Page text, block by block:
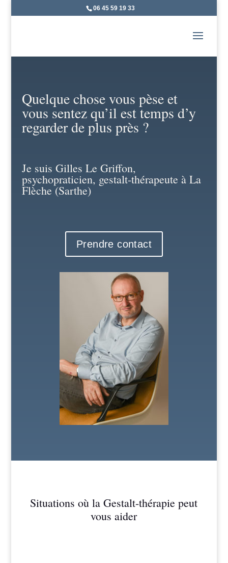
06 45 59 19 33
Quelque chose vous pèse et
vous sentez qu’il est temps d’y
regarder de plus près ?
Je suis Gilles Le Griffon,
psychopraticien, gestalt-thérapeute à La
Flèche (Sarthe)
Prendre contact
Situations où la Gestalt-thérapie peut
vous aider